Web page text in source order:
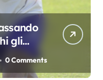
gli
0 Comments